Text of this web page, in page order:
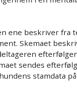
ene beskriver fra
Skemaet
sendes
stamdata